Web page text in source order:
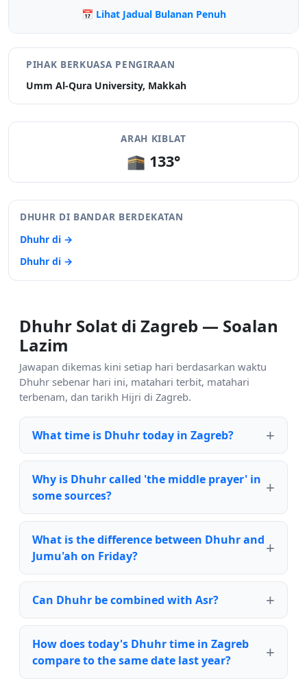
📅 Lihat Jadual Bulanan Penuh
PIHAK BERKUASA PENGIRAAN
Umm Al-Qura University, Makkah
ARAH KIBLAT
🕋 133°
DHUHR DI BANDAR BERDEKATAN
Dhuhr di →
Dhuhr di →
Dhuhr Solat di Zagreb — Soalan
Lazim
Jawapan dikemas kini setiap hari berdasarkan waktu
Dhuhr sebenar hari ini, matahari terbit, matahari
terbenam, dan tarikh Hijri di Zagreb.
What time is Dhuhr today in Zagreb?
Why is Dhuhr called 'the middle prayer' in
some sources?
What is the difference between Dhuhr and
Jumu'ah on Friday?
Can Dhuhr be combined with Asr?
How does today's Dhuhr time in Zagreb
compare to the same date last year?